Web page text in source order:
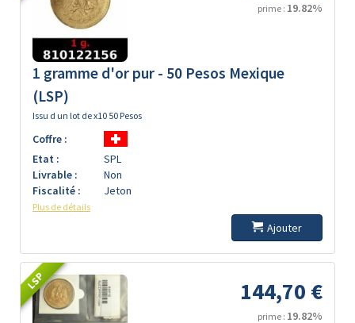
prime : 19.82%
1 gramme d'or pur - 50 Pesos Mexique
(LSP)
Issu d un lot de x10 50 Pesos
Coffre :
Etat :
SPL
Livrable :
Non
Fiscalité :
Jeton
Plus de détails
Ajouter
LSP 144,70 €
prime : 19.82%